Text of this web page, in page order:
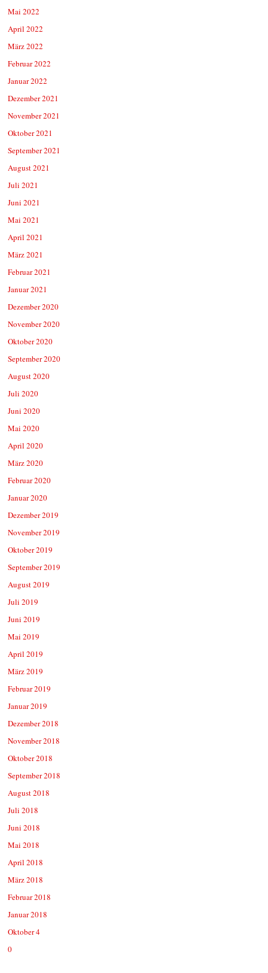
Mai 2022
April 2022
März 2022
Februar 2022
Januar 2022
Dezember 2021
November 2021
Oktober 2021
September 2021
August 2021
Juli 2021
Juni 2021
Mai 2021
April 2021
März 2021
Februar 2021
Januar 2021
Dezember 2020
November 2020
Oktober 2020
September 2020
August 2020
Juli 2020
Juni 2020
Mai 2020
April 2020
März 2020
Februar 2020
Januar 2020
Dezember 2019
November 2019
Oktober 2019
September 2019
August 2019
Juli 2019
Juni 2019
Mai 2019
April 2019
März 2019
Februar 2019
Januar 2019
Dezember 2018
November 2018
Oktober 2018
September 2018
August 2018
Juli 2018
Juni 2018
Mai 2018
April 2018
März 2018
Februar 2018
Januar 2018
Oktober 4
0